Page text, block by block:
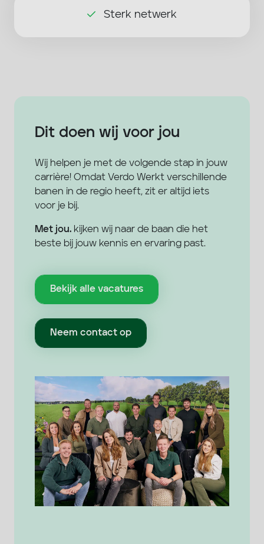
Sterk netwerk
Dit doen wij voor jou
Wij helpen je met de volgende stap in jouw
carrière! Omdat Verdo Werkt verschillende
banen in de regio heeft, zit er altijd iets
voor je bij.
Met jou. kijken wij naar de baan die het
beste bij jouw kennis en ervaring past.
Bekijk alle vacatures
Neem contact op